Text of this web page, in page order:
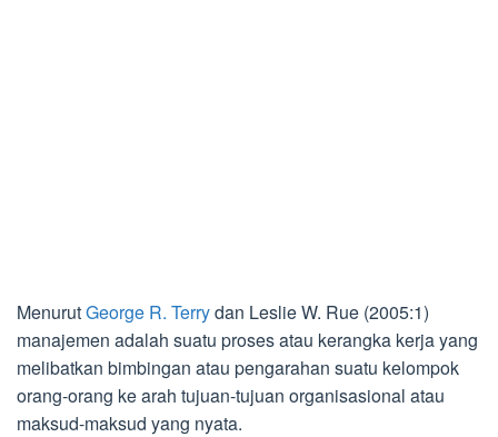
MenurutGeorge R. Terrydan Leslie W. Rue (2005:1)
manajemen adalah suatu proses atau kerangka kerja yang
melibatkan bimbingan atau pengarahan suatu kelompok
orang-orang ke arah tujuan-tujuan organisasional atau
maksud-maksud yang nyata.